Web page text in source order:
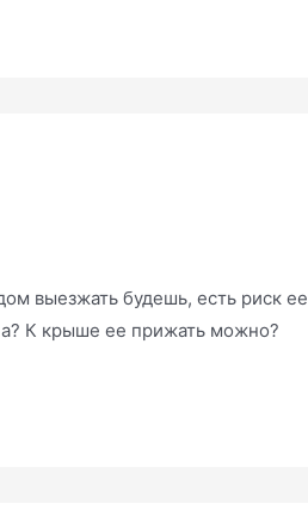
выезжать будешь, есть риск ее
К крыше ее прижать можно?